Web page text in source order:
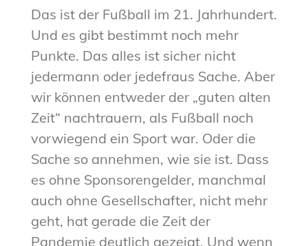
Das ist der Fußball im 21. Jahrhundert.
Und es gibt bestimmt noch mehr
Punkte. Das alles ist sicher nicht
jedermann oder jedefraus Sache. Aber
wir können entweder der „guten alten
Zeit“ nachtrauern, als Fußball noch
vorwiegend ein Sport war. Oder die
Sache so annehmen, wie sie ist. Dass
es ohne Sponsorengelder, manchmal
auch ohne Gesellschafter, nicht mehr
geht, hat gerade die Zeit der
Pandemie deutlich gezeigt. Und wenn